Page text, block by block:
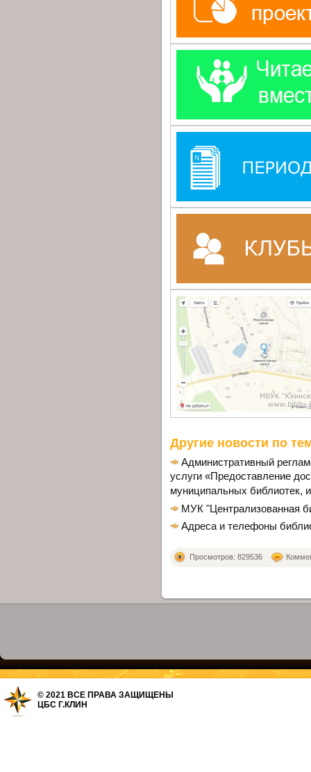
Другие новости по
Административный
услуги «Предоставление
муниципальных библиотек,
МУК "Централизованная
Адреса и телефоны
Просмотров: 829536
© 2021 ВСЕ ПРАВА ЗАЩИЩЕНЫ
ЦБС Г.КЛИН